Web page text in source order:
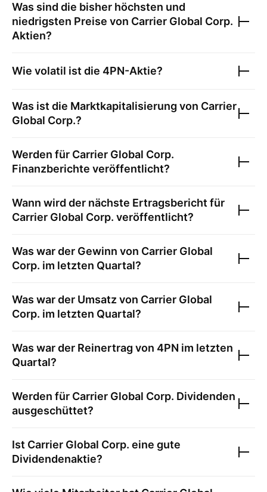
Was sind die bisher höchsten und
niedrigsten Preise von Carrier Global Corp.
Aktien?
Wie volatil ist die 4PN-Aktie?
Was ist die Marktkapitalisierung von Carrier
Global Corp.?
Werden für Carrier Global Corp.
Finanzberichte veröffentlicht?
Wann wird der nächste Ertragsbericht für
Carrier Global Corp. veröffentlicht?
Was war der Gewinn von Carrier Global
Corp. im letzten Quartal?
Was war der Umsatz von Carrier Global
Corp. im letzten Quartal?
Was war der Reinertrag von 4PN im letzten
Quartal?
Werden für Carrier Global Corp. Dividenden
ausgeschüttet?
Ist Carrier Global Corp. eine gute
Dividendenaktie?